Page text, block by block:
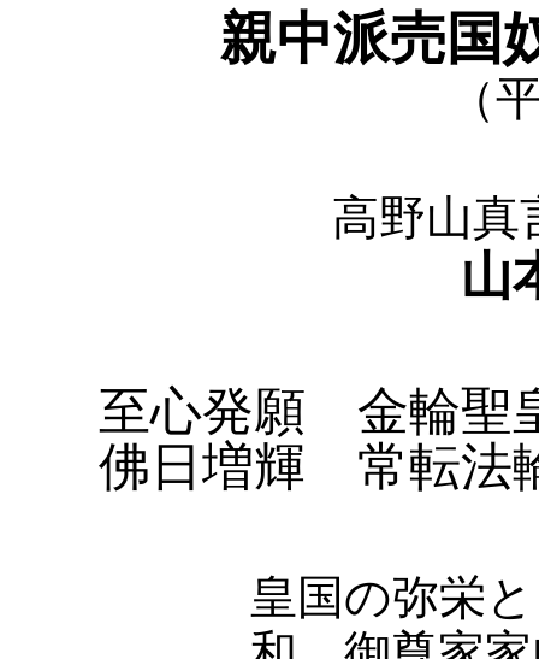
親中派売国
（
高野山真
山
至心発願 金輪
佛日増輝 常転
皇国の弥栄